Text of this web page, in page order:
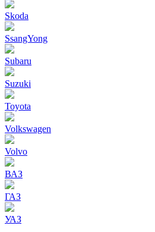
Skoda
SsangYong
Subaru
Suzuki
Toyota
Volkswagen
Volvo
ВАЗ
ГАЗ
УАЗ